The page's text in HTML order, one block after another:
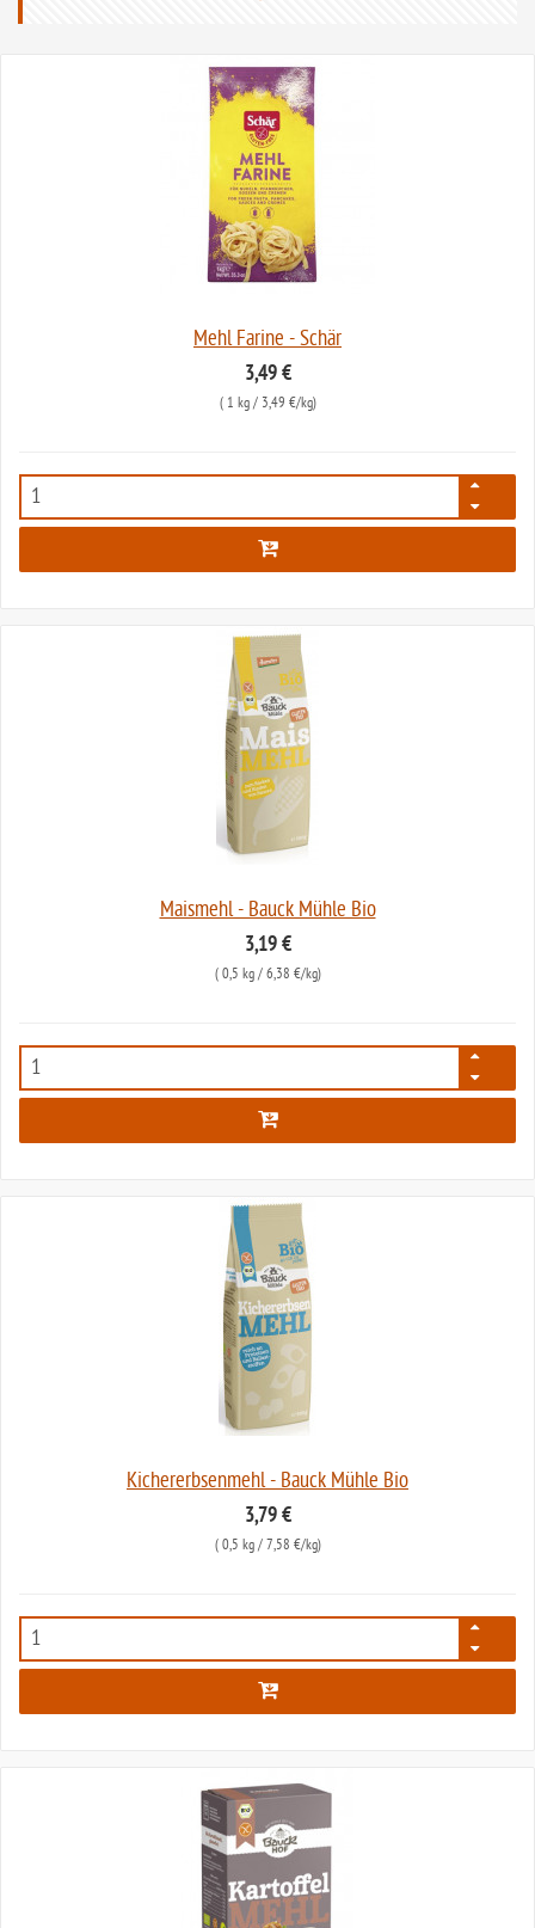
Mehl Farine - Schär
3,49 €
( 1 kg/ 3,49 €/kg)
60
Maismehl - Bauck Mühle Bio
3,19 €
( 0,5 kg/ 6,38 €/kg)
107
Kichererbsenmehl - Bauck Mühle Bio
3,79 €
( 0,5 kg/ 7,58 €/kg)
108